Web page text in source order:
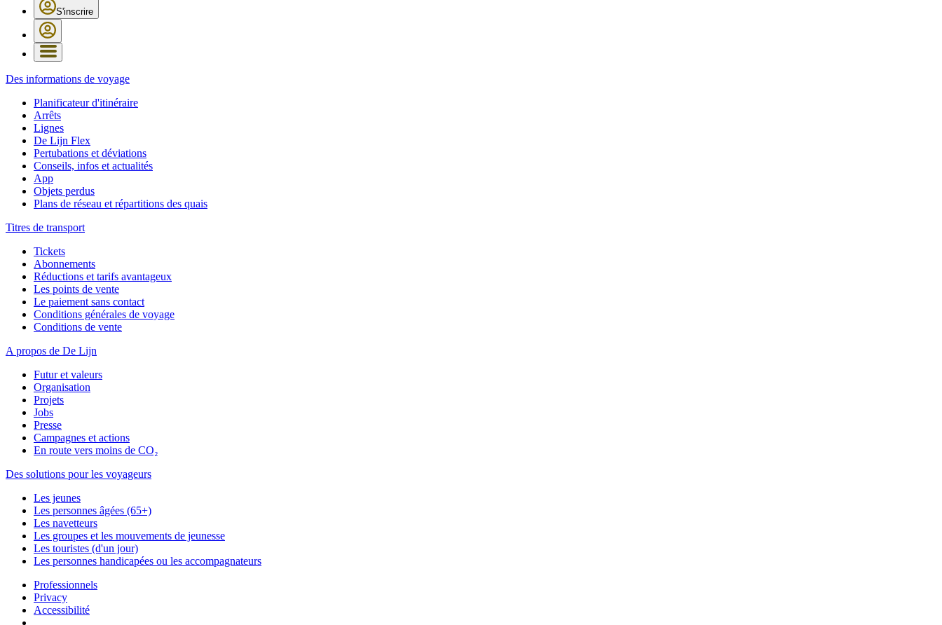
S'inscrire
Des informations de voyage
Planificateur d'itinéraire
Arrêts
Lignes
De Lijn Flex
Pertubations et déviations
Conseils, infos et actualités
App
Objets perdus
Plans de réseau et répartitions des quais
Titres de transport
Tickets
Abonnements
Réductions et tarifs avantageux
Les points de vente
Le paiement sans contact
Conditions générales de voyage
Conditions de vente
A propos de De Lijn
Futur et valeurs
Organisation
Projets
Jobs
Presse
Campagnes et actions
En route vers moins de CO₂
Des solutions pour les voyageurs
Les jeunes
Les personnes âgées (65+)
Les navetteurs
Les groupes et les mouvements de jeunesse
Les touristes (d'un jour)
Les personnes handicapées ou les accompagnateurs
Professionnels
Privacy
Accessibilité